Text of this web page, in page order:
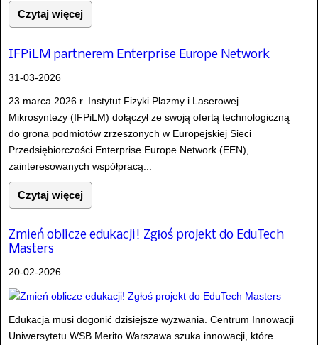
Czytaj więcej
IFPiLM partnerem Enterprise Europe Network
31-03-2026
23 marca 2026 r. Instytut Fizyki Plazmy i Laserowej
Mikrosyntezy (IFPiLM) dołączył ze swoją ofertą technologiczną
do grona podmiotów zrzeszonych w Europejskiej Sieci
Przedsiębiorczości Enterprise Europe Network (EEN),
zainteresowanych współpracą...
Czytaj więcej
Zmień oblicze edukacji! Zgłoś projekt do EduTech
Masters
20-02-2026
Edukacja musi dogonić dzisiejsze wyzwania. Centrum Innowacji
Uniwersytetu WSB Merito Warszawa szuka innowacji, które